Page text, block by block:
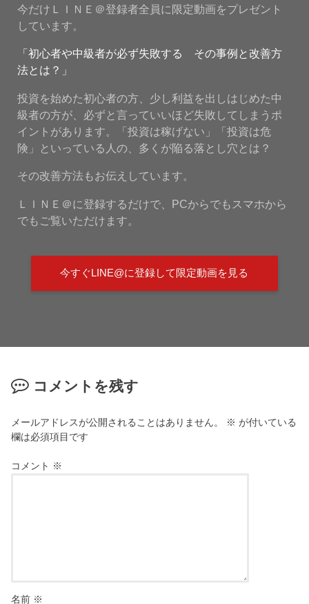
今だけＬＩＮＥ＠登録者全員に限定動画をプレゼント
しています。
「初心者や中級者が必ず失敗する その事例と改善方
法とは？」
投資を始めた初心者の方、少し利益を出しはじめた中
級者の方が、必ずと言っていいほど失敗してしまうポ
イントがあります。「投資は稼げない」「投資は危
険」といっている人の、多くが陥る落とし穴とは？
その改善方法もお伝えしています。
ＬＩＮＥ＠に登録するだけで、PCからでもスマホから
でもご覧いただけます。
今すぐLINE@に登録して限定動画を見る
コメントを残す
メールアドレスが公開されることはありません。 ※ が付いている
欄は必須項目です
コメント ※
名前 ※